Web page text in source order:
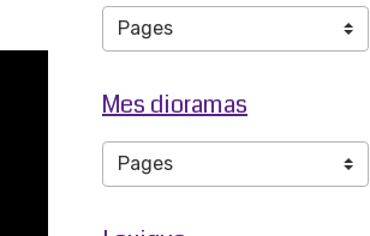
Mes dioramas